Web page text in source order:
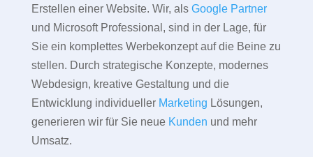
Erstellen einer Website. Wir, als Google Partner
und Microsoft Professional, sind in der Lage, für
Sie ein komplettes Werbekonzept auf die Beine zu
stellen. Durch strategische Konzepte, modernes
Webdesign, kreative Gestaltung und die
Entwicklung individueller Marketing Lösungen,
generieren wir für Sie neue Kunden und mehr
Umsatz.